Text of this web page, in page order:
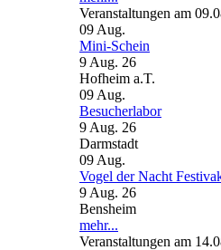
Veranstaltungen am
09 Aug.
Mini-Schein
9 Aug. 26
Hofheim a.T.
09 Aug.
Besucherlabor
9 Aug. 26
Darmstadt
09 Aug.
Vogel der Nacht
9 Aug. 26
Bensheim
mehr...
Veranstaltungen am